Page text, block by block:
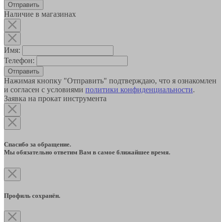
Наличие в магазинах
Имя:
Телефон:
Отправить
Нажимая кнопку "Отправить" подтверждаю, что я ознакомлен
и согласен с условиями политики конфиденциальности.
Заявка на прокат инструмента
Спасибо за обращение.
Мы обязательно ответим Вам в самое ближайшее время.
Профиль сохранён.